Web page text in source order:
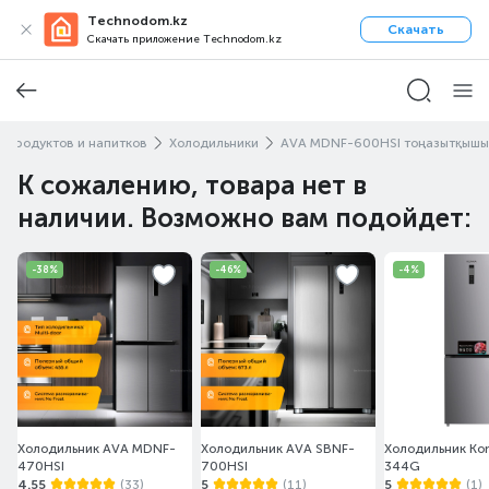
Technodom.kz
Скачать приложение Technodom.kz
Скачать
продуктов и напитков Холодильники AVA MDNF-600HSI тоңазытқышы
К сожалению, товара нет в
наличии. Возможно вам подойдет:
-38%
Холодильник AVA MDNF-
470HSI
4.55
(33)
-46%
Холодильник AVA SBNF-
700HSI
5
(11)
-4%
Холодильник
344G
5
(1)